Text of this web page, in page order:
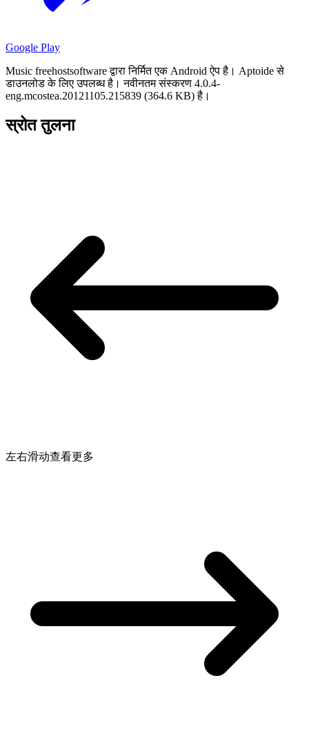
Google Play
Music freehostsoftware द्वारा निर्मित एक Android ऐप है। Aptoide से
डाउनलोड के लिए उपलब्ध है। नवीनतम संस्करण 4.0.4-
eng.mcostea.20121105.215839 (364.6 KB) है।
स्रोत तुलना
左右滑动查看更多